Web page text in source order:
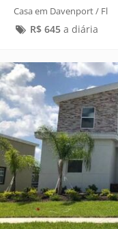
Casa em Davenport / Fl
R$ 645a diária